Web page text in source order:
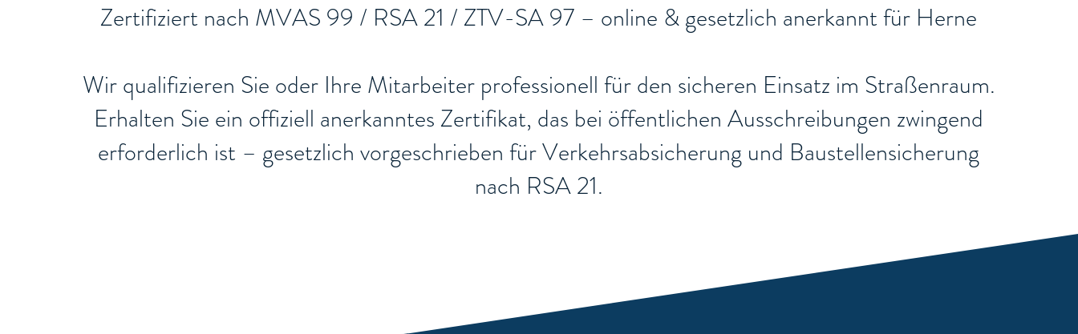
​Zertifiziert nach MVAS 99 / RSA 21 / ZTV-SA 97 – online & gesetzlich anerkannt für Herne
Wir qualifizieren Sie oder Ihre Mitarbeiter professionell für den sicheren Einsatz im Straßenraum.
Erhalten Sie ein offiziell anerkanntes Zertifikat, das bei öffentlichen Ausschreibungen zwingend
erforderlich ist – gesetzlich vorgeschrieben für Verkehrsabsicherung und Baustellensicherung
nach RSA 21.